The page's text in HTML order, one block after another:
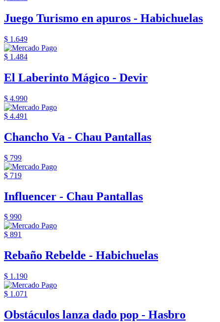
Juego Turismo en apuros - Habichuelas
$ 1.649
$ 1.484
El Laberinto Mágico - Devir
$ 4.990
$ 4.491
Chancho Va - Chau Pantallas
$ 799
$ 719
Influencer - Chau Pantallas
$ 990
$ 891
Rebaño Rebelde - Habichuelas
$ 1.190
$ 1.071
Obstáculos lanza dado pop - Hasbro